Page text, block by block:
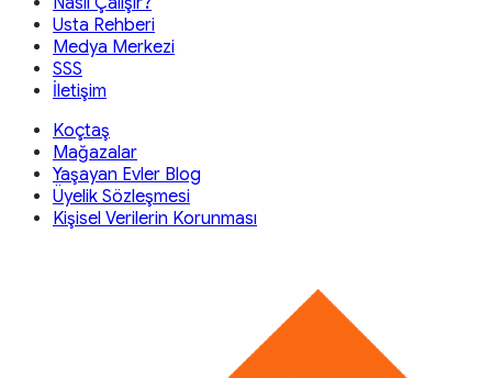
Usta Rehberi
Medya Merkezi
SSS
İletişim
Koçtaş
Mağazalar
Yaşayan Evler Blog
Üyelik Sözleşmesi
Kişisel Verilerin Korunması